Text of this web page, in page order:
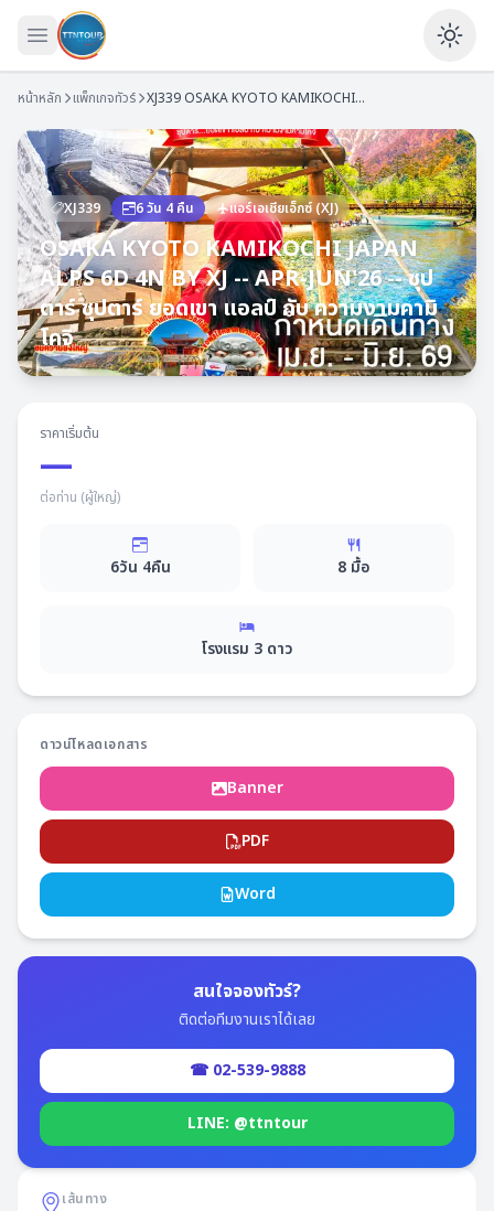
เปิดเมนู
หน้าหลัก แพ็กเกจทัวร์ XJ339 OSAKA KYOTO KAMIKOCHI JAPAN ALPS 6D 4N BY XJ -- APR-JUN'26 -- ซุปตาร์ ซุปตาร์ ยอดเขา แอลป์ กับ ความงามคามิโคจิ
XJ339 6วัน 4 คืน แอร์เอเชียเอ็กซ์ (XJ)
OSAKA KYOTO KAMIKOCHI JAPAN
ALPS 6D 4N BY XJ -- APR-JUN'26 -- ซุป
ตาร์ ซุปตาร์ ยอดเขา แอลป์ กับ ความงามคามิ
โคจิ
ราคาเริ่มต้น
—
ต่อท่าน (ผู้ใหญ่)
6วัน 4คืน 8 มื้อ
โรงแรม 3 ดาว
ดาวน์โหลดเอกสาร
Banner
PDF
Word
สนใจจองทัวร์?
ติดต่อทีมงานเราได้เลย
☎ 02-539-9888
LINE: @ttntour
เส้นทาง